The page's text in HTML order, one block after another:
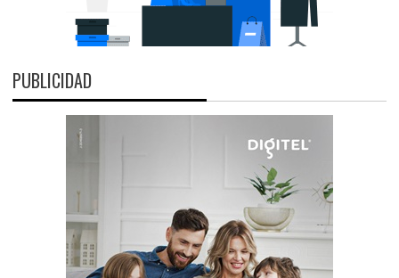
PUBLICIDAD